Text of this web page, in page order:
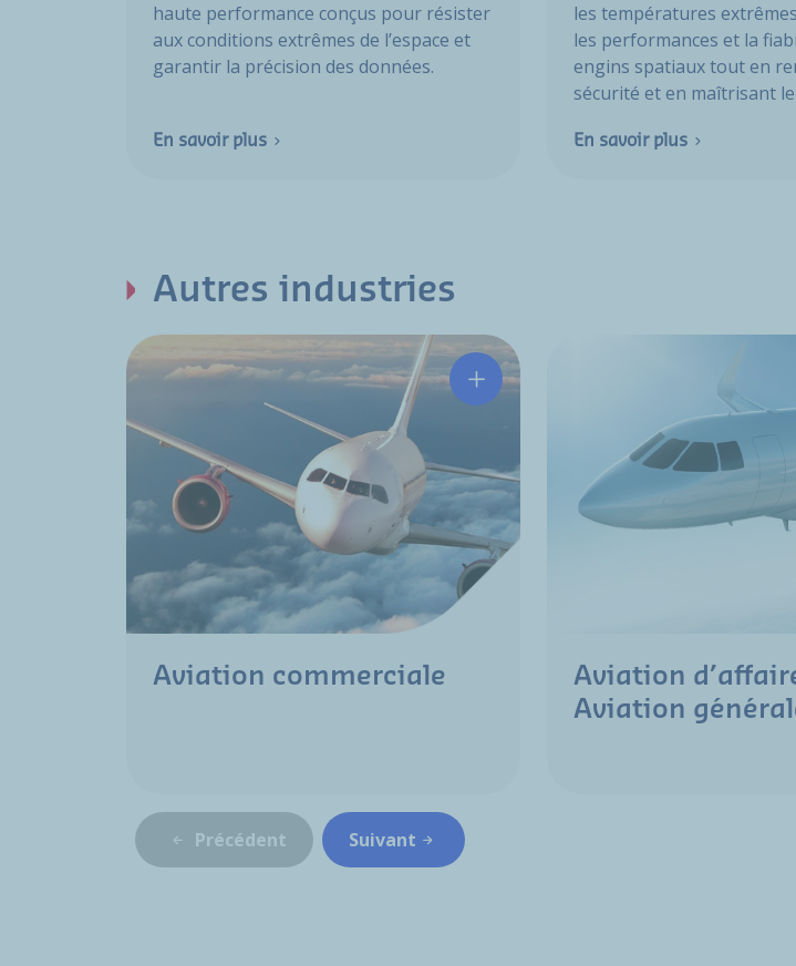
haute performance conçus pour résister
aux conditions extrêmes de l’espace et
garantir la précision des données.
En savoir plus
les températures
les performances et la
engins spatiaux tout en
sécurité et en maîtrisant
En savoir plus
Autres industries
Aviation commerciale
Aviation
Aviation
Précédent Suivant